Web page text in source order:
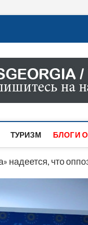
О СОБЫТИЯХ
ТУРИЗМ БЛОГИ
надеется, что